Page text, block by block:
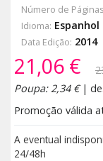
Número de
Idioma: Espanhol
Data Edição: 2014
21,06 €
Poupa: 2,34 €|
Promoção válida
A eventual
24/48h